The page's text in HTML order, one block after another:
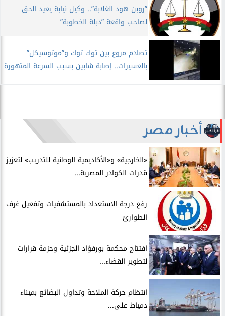
”روبن هود الغلابة”.. وكيل نيابة يعيد الحق
لصاحب واقعة ”دبلة الخطوبة”
تصادم مروع بين توك توك و”موتوسيكل”
بالعسيرات.. إصابة شابين بسبب السرعة المتهورة
أخبار مصر
​«الخارجية» و«الأكاديمية الوطنية للتدريب» لتعزيز
قدرات الكوادر المصرية...
​رفع درجة الاستعداد بالمستشفيات وتفعيل غرف
الطوارئ
افتتاح محكمة بورفؤاد الجزئية وحزمة قرارات
لتطوير القضاء...
انتظام حركة الملاحة وتداول البضائع بميناء
دمياط على...